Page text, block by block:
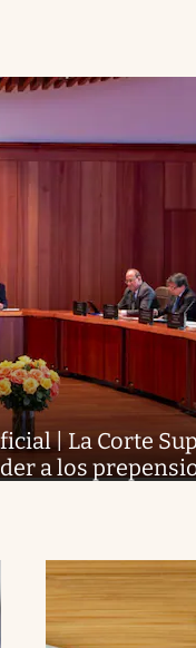
| La Corte
a los